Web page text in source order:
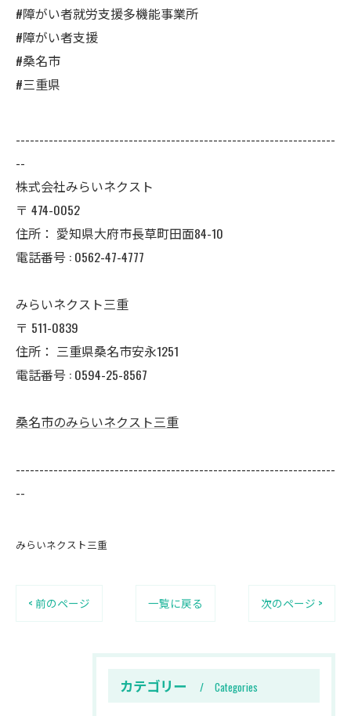
#障がい者就労支援多機能事業所
#障がい者支援
#桑名市
#三重県
--------------------------------------------------------------------
--
株式会社みらいネクスト
〒 474-0052
住所： 愛知県大府市長草町田面84-10
電話番号 : 0562-47-4777
みらいネクスト三重
〒 511-0839
住所： 三重県桑名市安永1251
電話番号 : 0594-25-8567
桑名市のみらいネクスト三重
--------------------------------------------------------------------
--
みらいネクスト三重
< 前のページ 一覧に戻る 次のページ >
カテゴリー Categories